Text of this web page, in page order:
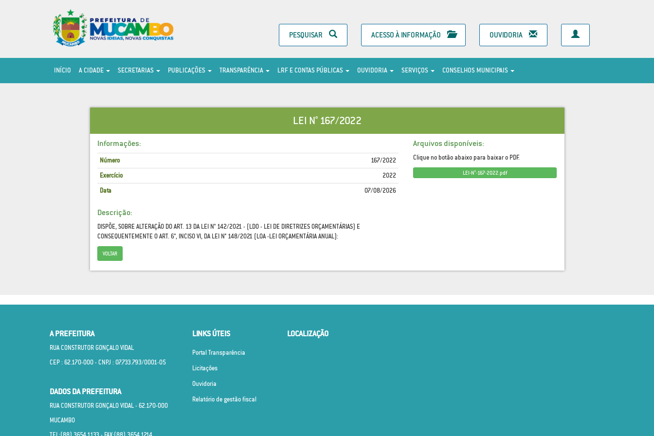
PESQUISAR ACESSO À INFORMAÇÃO OUVIDORIA
INÍCIO A CIDADE SECRETARIAS PUBLICAÇÕES TRANSPARÊNCIA LRF E CONTAS PÚBLICAS OUVIDORIA SERVIÇOS CONSELHOS MUNICIPAIS
LEI N° 167/2022
Informações:
Número 167/2022
Exercício 2022
Data 07/08/2026
Descrição:
DISPÕE, SOBRE ALTERAÇÃO DO ART. 13 DA LEI N° 142/2021 - (LDO - LEI DE DIRETRIZES ORÇAMENTÁRIAS) E
CONSEQUENTEMENTE O ART. 6°, INCISO VI, DA LEI N° 148/2021 (LOA -LEI ORÇAMENTÁRIA ANUAL):
VOLTAR
Arquivos disponíveis:
Clique no botão abaixo para baixar o PDF.
LEI-N°-167-2022.pdf
A PREFEITURA
RUA CONSTRUTOR GONÇALO VIDAL
CEP : 62.170­-000 - CNPJ : 07.733.793/0001­-05
DADOS DA PREFEITURA
RUA CONSTRUTOR GONÇALO VIDAL - 62.170­-000
MUCAMBO
LINKS ÚTEIS
Portal Transparência
Licitações
Ouvidoria
Relatório de gestão fiscal
LOCALIZAÇÃO